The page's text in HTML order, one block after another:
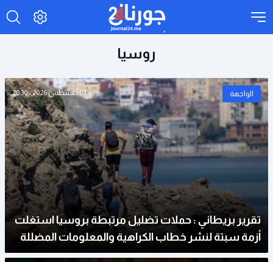
روسيا
الواجهة 07 أغسطس 2026 - 20:30
تقرير بريطاني : حملات تضليل مرتبطة بروسيا استغلت
أزمة سبتة لنشر خطاب الكراهية والمعلومات المضللة